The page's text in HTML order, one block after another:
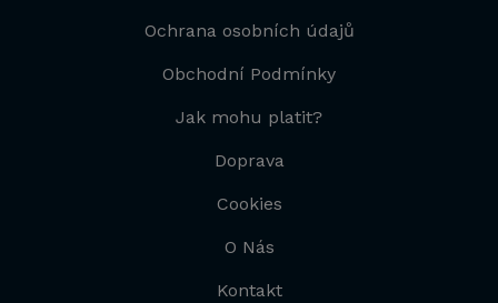
Ochrana osobních údajů
Obchodní Podmínky
Jak mohu platit?
Doprava
Cookies
O Nás
Kontakt